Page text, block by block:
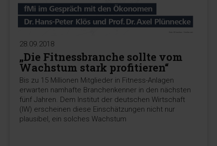
28.09.2018
„Die Fitnessbranche sollte vom
Wachstum stark profitieren“
Bis zu 15 Millionen Mitglieder in Fitness-Anlagen
erwarten namhafte Branchenkenner in den nächsten
fünf Jahren. Dem Institut der deutschen Wirtschaft
(IW) erscheinen diese Einschätzungen nicht nur
plausibel, ein solches Wachstum